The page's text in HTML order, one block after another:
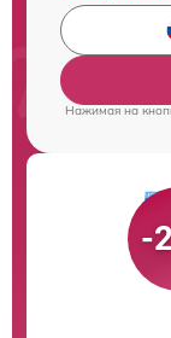
Нажимая на
-